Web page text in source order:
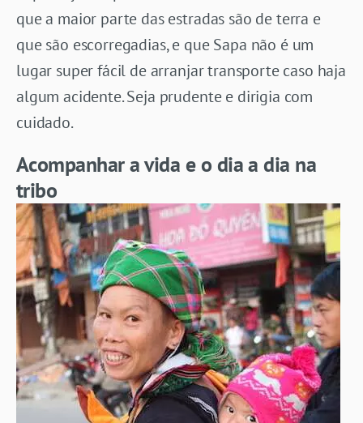
que a maior parte das estradas são de terra e
que são escorregadias, e que Sapa não é um
lugar super fácil de arranjar transporte caso haja
algum acidente. Seja prudente e dirigia com
cuidado.
Acompanhar a vida e o dia a dia na
tribo